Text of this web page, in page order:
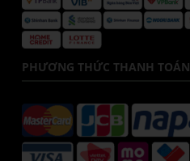
PHƯƠNG THỨC THANH TOÁN